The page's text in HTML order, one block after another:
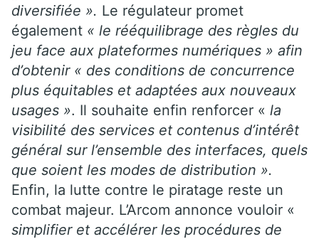
diversifiée ». Le régulateur promet
également « le rééquilibrage des règles du
jeu face aux plateformes numériques » afin
d’obtenir « des conditions de concurrence
plus équitables et adaptées aux nouveaux
usages ». Il souhaite enfin renforcer « la
visibilité des services et contenus d’intérêt
général sur l’ensemble des interfaces, quels
que soient les modes de distribution ».
Enfin, la lutte contre le piratage reste un
combat majeur. L’Arcom annonce vouloir «
simplifier et accélérer les procédures de